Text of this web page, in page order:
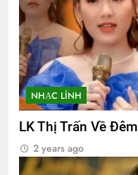
NHẠC LÍNH
LK Thị Trấn Về Đêm
2 years ago